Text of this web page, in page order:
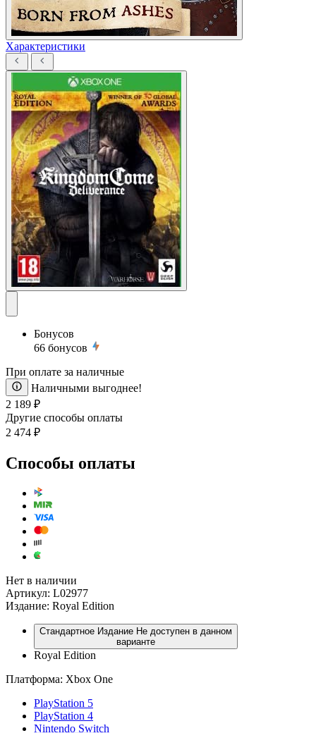
Характеристики
Бонусов
66 бонусов
При оплате за наличные
Наличными выгоднее!
2 189 ₽
Другие способы оплаты
2 474 ₽
Способы оплаты
Нет в наличии
Артикул: L02977
Издание: Royal Edition
Стандартное Издание Не доступен в данном
варианте
Royal Edition
Платформа: Xbox One
PlayStation 5
PlayStation 4
Nintendo Switch